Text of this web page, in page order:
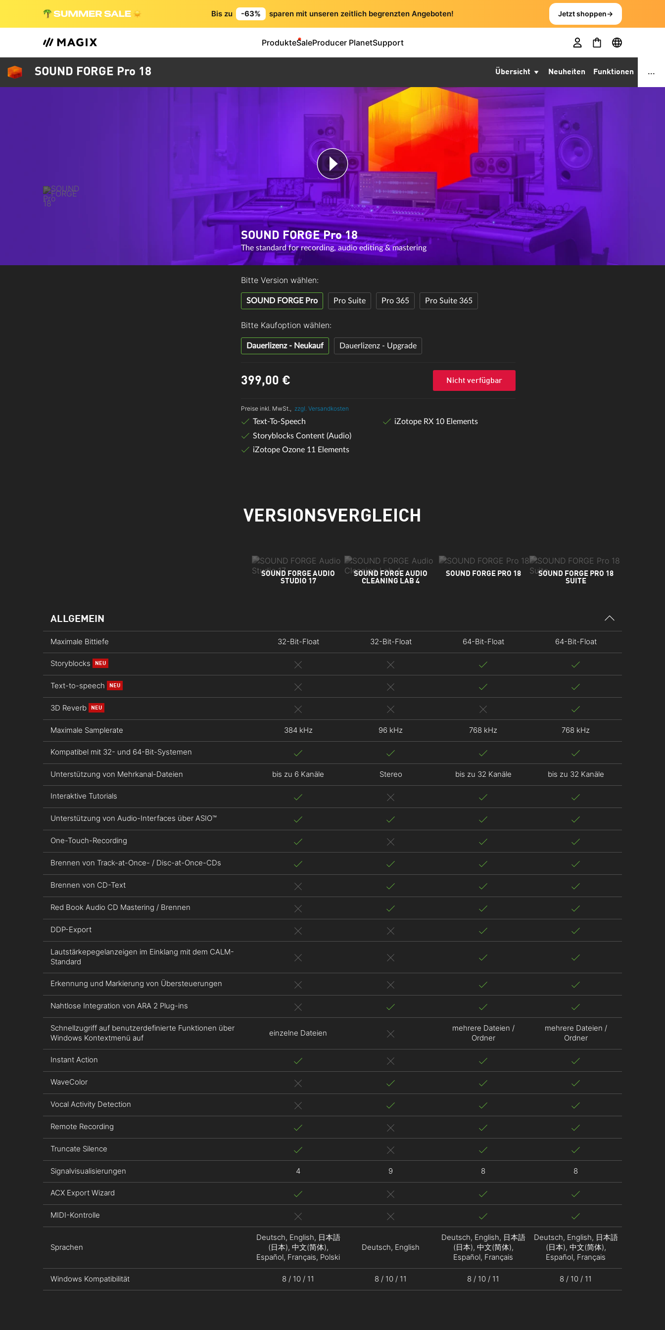
Bis zu -63% sparen mit unseren zeitlich begrenzten Angeboten! Jetzt shoppen→
ProdukteSaleProducer PlanetSupport
SOUND FORGE Pro 18 Übersicht Neuheiten Funktionen ...
SOUND FORGE Pro 18
The standard for recording, audio editing & mastering
Bitte Version wählen:
SOUND FORGE Pro Pro Suite Pro 365 Pro Suite 365
Bitte Kaufoption wählen:
Dauerlizenz - Neukauf Dauerlizenz - Upgrade
399,00 € Nicht verfügbar
Preise inkl. MwSt., zzgl. Versandkosten
Text-To-Speech
Storyblocks Content (Audio)
iZotope Ozone 11 Elements
iZotope RX 10 Elements
VERSIONSVERGLEICH
SOUND FORGE AUDIO
STUDIO 17
SOUND FORGE AUDIO
CLEANING LAB 4
SOUND FORGE PRO 18
SOUND FORGE PRO 18
SUITE
ALLGEMEIN
Maximale Bittiefe 32-Bit-Float 32-Bit-Float 64-Bit-Float 64-Bit-Float
Storyblocks NEU
Text-to-speech NEU
3D Reverb NEU
Maximale Samplerate 384 kHz 96 kHz 768 kHz 768 kHz
Kompatibel mit 32- und 64-Bit-Systemen
Unterstützung von Mehrkanal-Dateien bis zu 6 Kanäle Stereo bis zu 32 Kanäle bis zu 32 Kanäle
Interaktive Tutorials
Unterstützung von Audio-Interfaces über ASIO™
One-Touch-Recording
Brennen von Track-at-Once- / Disc-at-Once-CDs
Brennen von CD-Text
Red Book Audio CD Mastering / Brennen
DDP-Export
Lautstärkepegelanzeigen im Einklang mit dem CALM-
Standard
Erkennung und Markierung von Übersteuerungen
Nahtlose Integration von ARA 2 Plug-ins
Schnellzugriff auf benutzerdefinierte Funktionen über
Windows Kontextmenü auf
einzelne Dateien
mehrere Dateien /
Ordner
mehrere Dateien /
Ordner
Instant Action
WaveColor
Vocal Activity Detection
Remote Recording
Truncate Silence
Signalvisualisierungen 4 9 8 8
ACX Export Wizard
MIDI-Kontrolle
Sprachen
Deutsch, English, 日本語
(日本), 中文(简体),
Español, Français, Polski
Deutsch, English
Deutsch, English, 日本語
(日本), 中文(简体),
Español, Français
Deutsch, English, 日本語
(日本), 中文(简体),
Español, Français
Windows Kompatibilität 8 / 10 / 11 8 / 10 / 11 8 / 10 / 11 8 / 10 / 11